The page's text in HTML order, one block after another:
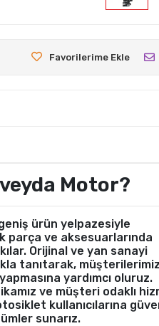
Favorilerime Ekle
Motor?
ürün yelpazesiyle
parça ve aksesuarlarında
Orijinal ve yan sanayi
tanıtarak,
yardımcı oluruz.
ve müşteri odaklı
kullanıcılarına
sunarız.